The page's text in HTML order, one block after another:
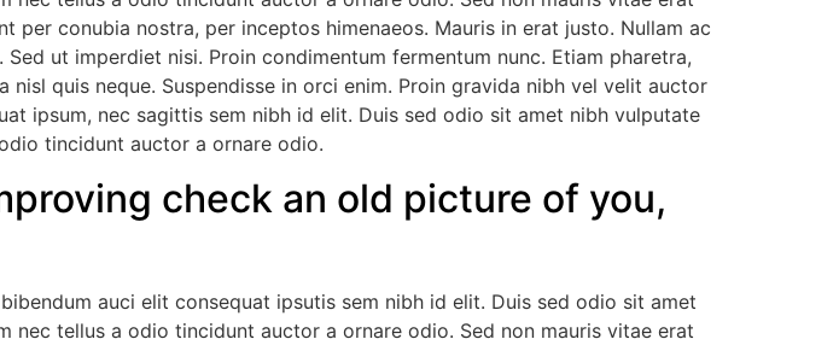
conubia nostra, per inceptos himenaeos. Mauris in erat justo. Nullam ac
ut imperdiet nisi. Proin condimentum fermentum nunc. Etiam pharetra,
quis neque. Suspendisse in orci enim. Proin gravida nibh vel velit auctor
ipsum, nec sagittis sem nibh id elit. Duis sed odio sit amet nibh vulputate
tincidunt auctor a ornare odio.
check an old picture of you,
auci elit consequat ipsutis sem nibh id elit. Duis sed odio sit amet
nec tellus a odio tincidunt auctor a ornare odio. Sed non mauris vitae erat